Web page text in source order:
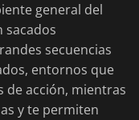
general del
sacados
secuencias
entornos que
de acción, mientras
y te permiten